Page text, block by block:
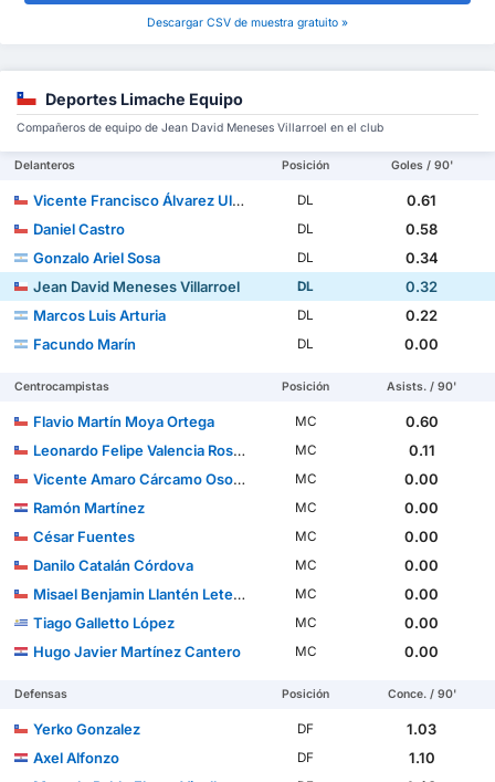
Descargar CSV de muestra gratuito »
Deportes Limache Equipo
Compañeros de equipo de Jean David Meneses Villarroel en el club
Delanteros Posición Goles / 90'
Vicente Francisco Álvarez Ulloz DL
0.61
Daniel Castro
DL
0.58
Gonzalo Ariel Sosa
DL
0.34
Jean David Meneses Villarroel
DL
0.32
Marcos Luis Arturia
DL
0.22
Facundo Marín
DL 0.00
Centrocampistas Posición Asists. / 90'
Flavio Martín Moya Ortega MC
0.60
Leonardo Felipe Valencia Rossel
MC
0.11
Vicente Amaro Cárcamo Osorio
MC
0.00
Ramón Martínez
MC
0.00
César Fuentes
MC
0.00
Danilo Catalán Córdova
MC
0.00
Misael Benjamin Llantén Letelier
MC
0.00
Tiago Galletto López
MC
0.00
Hugo Javier Martínez Cantero
MC 0.00
Defensas Posición Conce. / 90'
Yerko Gonzalez DF
1.03
Axel Alfonzo
DF
1.10